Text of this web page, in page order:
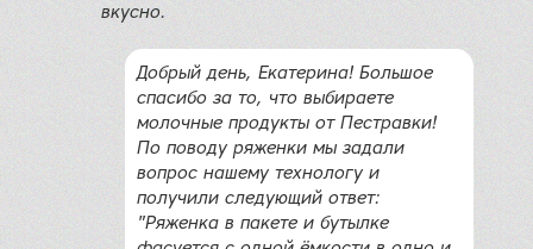
вкусно.
Добрый день, Екатерина! Большое
спасибо за то, что выбираете
молочные продукты от Пестравки!
По поводу ряженки мы задали
вопрос нашему технологу и
получили следующий ответ:
"Ряженка в пакете и бутылке